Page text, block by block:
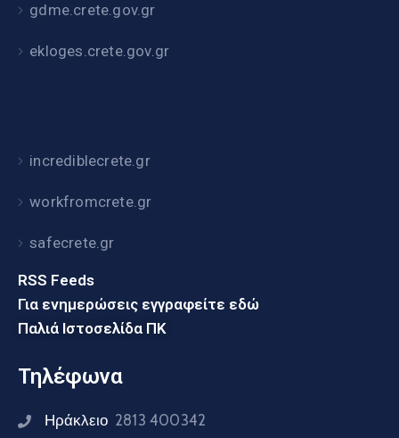
gdme.crete.gov.gr
ekloges.crete.gov.gr
incrediblecrete.gr
workfromcrete.gr
safecrete.gr
RSS Feeds
Για ενημερώσεις εγγραφείτε εδώ
Παλιά Ιστοσελίδα ΠΚ
Τηλέφωνα
Ηράκλειο 2813 400342